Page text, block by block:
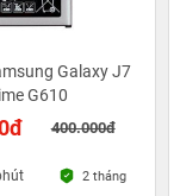
Galaxy J7
G610
400.000đ
2 tháng